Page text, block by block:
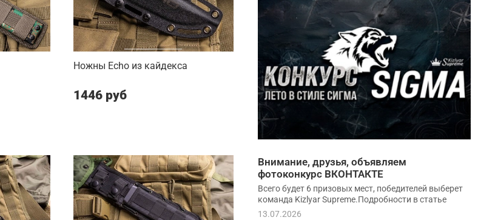
Ножны Echo из кайдекса
1446 руб
Внимание, друзья, объявляем
фотоконкурс ВКОНТАКТЕ
Всего будет 6 призовых мест, победителей выберет
команда Kizlyar Supreme.Подробности в статье
13.07.2026